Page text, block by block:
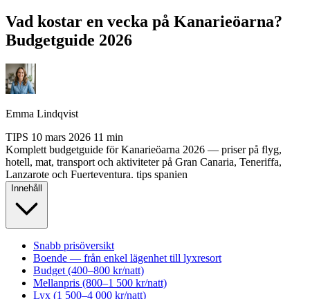
Vad kostar en vecka på Kanarieöarna?
Budgetguide 2026
Emma Lindqvist
TIPS 10 mars 2026 11 min
Komplett budgetguide för Kanarieöarna 2026 — priser på flyg,
hotell, mat, transport och aktiviteter på Gran Canaria, Teneriffa,
Lanzarote och Fuerteventura. tips spanien
Innehåll
Snabb prisöversikt
Boende — från enkel lägenhet till lyxresort
Budget (400–800 kr/natt)
Mellanpris (800–1 500 kr/natt)
Lyx (1 500–4 000 kr/natt)